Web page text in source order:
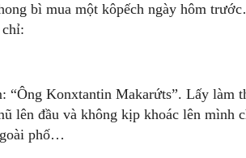
bì mua một kôpếch ngày hôm
“Ông Konxtantin Makarứts”. Lấy làm
lên đầu và không kịp khoác lên mình
phố…